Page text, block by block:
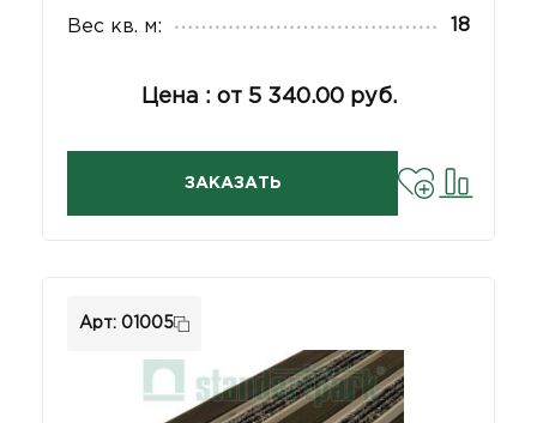
Вес кв. м: 18
Цена : от 5 340.00 руб.
ЗАКАЗАТЬ
Арт: 01005